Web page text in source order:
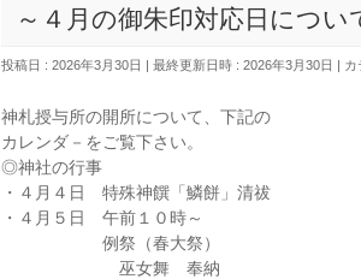
～４月の御朱印対応日につい
投稿日 : 2026年3月30日 最終更新日時 : 2026年3月30日 カ
神札授与所の開所について、下記の
カレンダ－をご覧下さい。
◎神社の行事
・４月４日 特殊神饌「鱗餅」清祓
・４月５日 午前１０時～
例祭（春大祭）
巫女舞 奉納